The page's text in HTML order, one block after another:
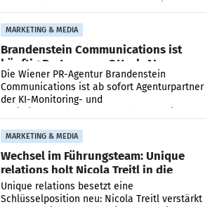
MARKETING & MEDIA
Brandenstein Communications ist
künftig Partner von OtterlyAI
Die Wiener PR-Agentur Brandenstein
Communications ist ab sofort Agenturpartner
der KI-Monitoring- und
MARKETING & MEDIA
Wechsel im Führungsteam: Unique
relations holt Nicola Treitl in die
Geschäftsleitung
Unique relations besetzt eine
Schlüsselposition neu: Nicola Treitl verstärkt